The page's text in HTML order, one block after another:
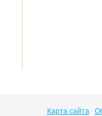
Карта сайта